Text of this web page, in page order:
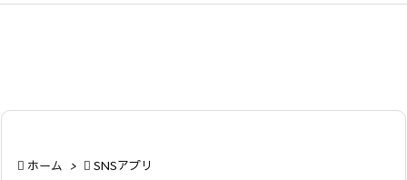
 ホーム >  SNSアプリ